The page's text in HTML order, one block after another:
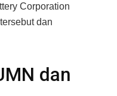
Corporation
dan
dan